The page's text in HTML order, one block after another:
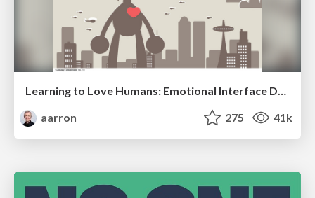
Learning to Love Humans: Emotional Interface Design
aarron
275 41k